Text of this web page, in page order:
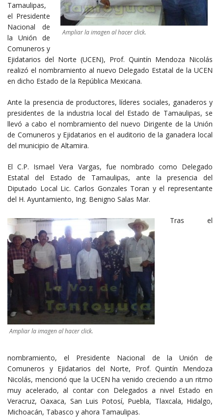
Ampliar la imagen al hacer click.
Tamaulipas,
el Presidente
Nacional de
la Unión de
Comuneros y
Ejidatarios del Norte (UCEN), Prof. Quintín Mendoza Nicolás
realizó el nombramiento al nuevo Delegado Estatal de la UCEN
en dicho Estado de la República Mexicana.
Ante la presencia de productores, líderes sociales, ganaderos y
presidentes de la industria local del Estado de Tamaulipas, se
llevó a cabo el nombramiento del nuevo Dirigente de la Unión
de Comuneros y Ejidatarios en el auditorio de la ganadera local
del municipio de Altamira.
El C.P. Ismael Vera Vargas, fue nombrado como Delegado
Estatal del Estado de Tamaulipas, ante la presencia del
Diputado Local Lic. Carlos Gonzales Toran y el representante
del H. Ayuntamiento, Ing. Benigno Salas Mar.
Ampliar la imagen al hacer click.
Tras el
nombramiento, el Presidente Nacional de la Unión de
Comuneros y Ejidatarios del Norte, Prof. Quintín Mendoza
Nicolás, mencionó que la UCEN ha venido creciendo a un ritmo
muy acelerado, al contar con Delegados a nivel Estado en
Veracruz, Oaxaca, San Luis Potosí, Puebla, Tlaxcala, Hidalgo,
Michoacán, Tabasco y ahora Tamaulipas.